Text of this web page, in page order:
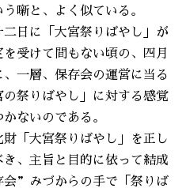
噺と、よく似ている。
日に「大宮祭りばやし」が
受けて間もない頃の、四月
一層、保存会の運営に当る
祭りばやし」に対する感覚
ないのである。
「大宮祭りばやし」を正し
、主旨と目的に依って結成
”みづからの手で「祭りば